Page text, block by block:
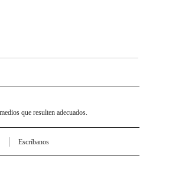
que resulten adecuados.
Escríbanos